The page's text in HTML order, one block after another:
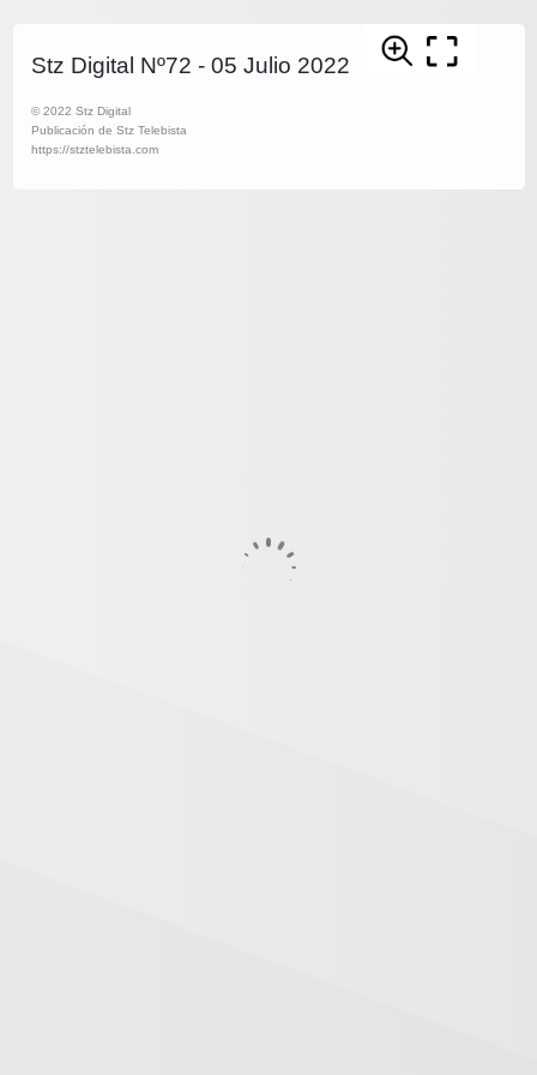
Stz Digital Nº72 - 05 Julio 2022
© 2022 Stz Digital
Publicación de Stz Telebista
https://stztelebista.com